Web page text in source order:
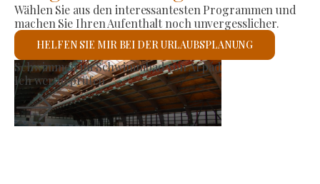
Wählen Sie aus den interessantesten Programmen und
machen Sie Ihren Aufenthalt noch unvergesslicher.
HELFEN SIE MIR BEI DER URLAUBSPLANUNG
Erzeugermarkt
Ich werde prüfen